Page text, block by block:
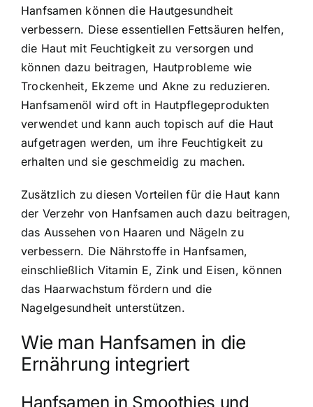
Hanfsamen können die Hautgesundheit
verbessern. Diese essentiellen Fettsäuren helfen,
die Haut mit Feuchtigkeit zu versorgen und
können dazu beitragen, Hautprobleme wie
Trockenheit, Ekzeme und Akne zu reduzieren.
Hanfsamenöl wird oft in Hautpflegeprodukten
verwendet und kann auch topisch auf die Haut
aufgetragen werden, um ihre Feuchtigkeit zu
erhalten und sie geschmeidig zu machen.
Zusätzlich zu diesen Vorteilen für die Haut kann
der Verzehr von Hanfsamen auch dazu beitragen,
das Aussehen von Haaren und Nägeln zu
verbessern. Die Nährstoffe in Hanfsamen,
einschließlich Vitamin E, Zink und Eisen, können
das Haarwachstum fördern und die
Nagelgesundheit unterstützen.
Wie man Hanfsamen in die
Ernährung integriert
Hanfsamen in Smoothies und